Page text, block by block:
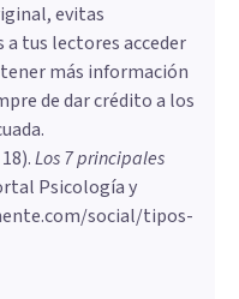
evitas
tus lectores acceder
más información
de dar crédito a los
).​Los 7 principales
Psicología y
social/tipos-